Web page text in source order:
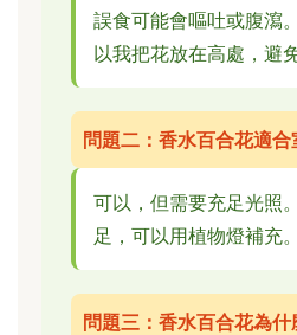
誤食可能會嘔吐或腹瀉
以我把花放在高處，避
問題二：香水百合花適合
可以，但需要充足光照
足，可以用植物燈補充。
問題三：香水百合花為什